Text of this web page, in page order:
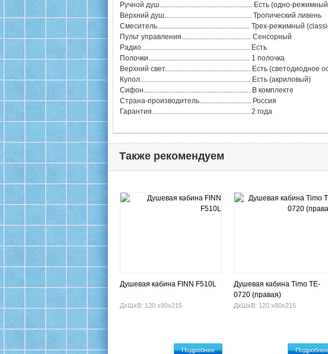
Ручной душ.................................................... Есть (одно-
Верхний душ................................................. Тропический ливень
Смеситель.................................................... Трех-режимный
Пульт управления....................................... Сенсорный
Радио............................................................. Есть
Полочки......................................................... 1 полочка
Верхний свет................................................ Есть (светодиодное
Купол.............................................................. Есть (акриловый)
Сифон............................................................ В комплекте
Страна-производитель............................. Россия
Гарантия....................................................... 2 года
Также рекомендуем
Душевая кабина FINN F510L
ДхШхВ: 120 х80х215
Подробнее
Душевая кабина Timo TE-
0720 (правая)
ДхШхВ: 120 х80х215
Подробнее